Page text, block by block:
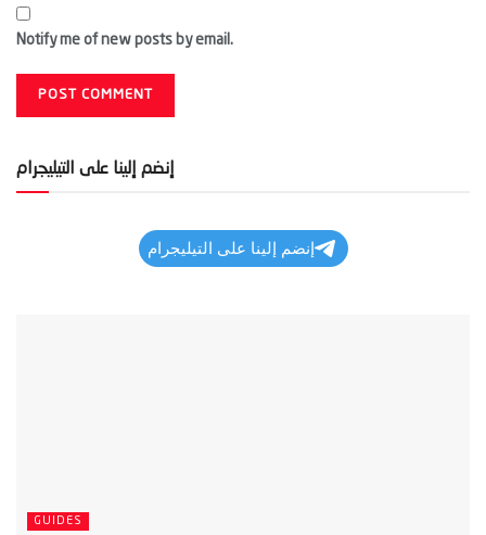
Notify me of new posts by email.
إنضم إلينا على التيليجرام
إنضم إلينا على التيليجرام
GUIDES